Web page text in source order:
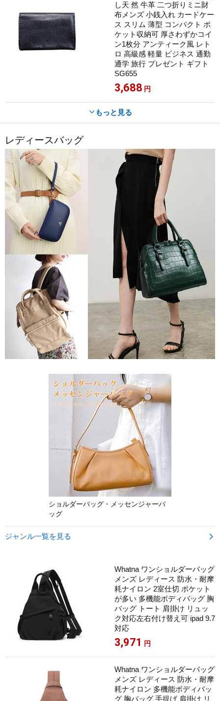
し天 然 牛革 二つ折りミニ財
布メンズ 小銭入れ カードケー
ス スリム 薄型 コンパクト ポ
ケット収納可 厚さわずかコイ
ン1枚分 アンティーク風 レト
ロ 高級感 軽量 ビジネス 通勤
通学 旅行 プレゼント ギフト
SG655
3,688 円
 もっと見る
レディースバッグ
ショルダーバッグ・メッセンジャーバ
ッグ
ジャンル一覧を見る 
Whatna ワンショルダーバッグ
メンズ レディース 防水・耐摩
耗ナイロン 2室仕切 ポケット
が多い 多機能ボディバッグ 胸
バッグ トート 肩掛け リュッ
ク対応左右付け替え可 ipad 9.7
対応
3,971 円
Whatna ワンショルダーバッグ
メンズ レディース 防水・耐摩
耗ナイロン 多機能ボディバッ
グ 胸バッグ 手提げ 肩掛け リ